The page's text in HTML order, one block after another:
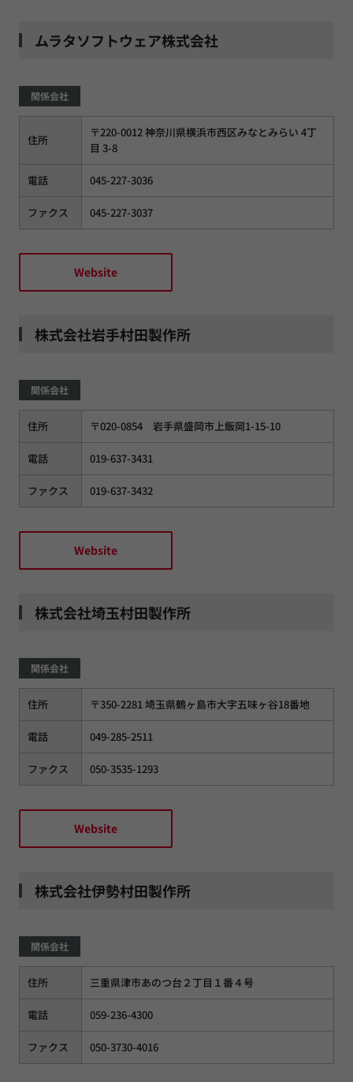
ムラタソフトウェア株式会社
関係会社
住所
〒220-0012 神奈川県横浜市西区みなとみらい 4丁
目 3-8
電話 045-227-3036
ファクス 045-227-3037
Website
株式会社岩手村田製作所
関係会社
住所 〒020-0854 岩手県盛岡市上飯岡1-15-10
電話 019-637-3431
ファクス 019-637-3432
Website
株式会社埼玉村田製作所
関係会社
住所 〒350-2281 埼玉県鶴ヶ島市大字五味ヶ谷18番地
電話 049-285-2511
ファクス 050-3535-1293
Website
株式会社伊勢村田製作所
関係会社
住所 三重県津市あのつ台２丁目１番４号
電話 059-236-4300
ファクス 050-3730-4016